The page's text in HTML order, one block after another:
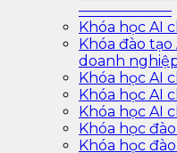
——————–
Khóa học AI
Khóa đào
doanh
Khóa học AI
Khóa học AI
Khóa học AI
Khóa học
Khóa học